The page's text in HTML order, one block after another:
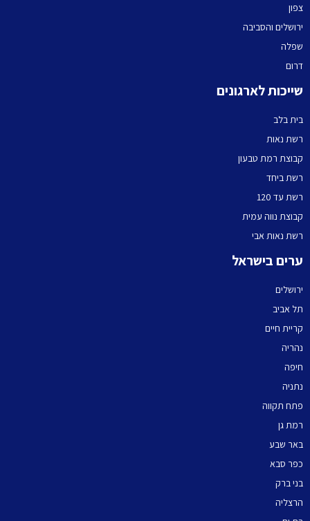
צפון
ירושלים והסביבה
שפלה
דרום
שייכות לארגונים
בית בלב
רשת נאות
קבוצת רמת טבעון
רשת ביחד
רשת עד 120
קבוצת נווה עמית
רשת נאות אבי
ערים בישראל
ירושלים
תל אביב
קריית חיים
נהריה
חיפה
נתניה
פתח תקווה
רמת גן
באר שבע
כפר סבא
בני ברק
הרצליה